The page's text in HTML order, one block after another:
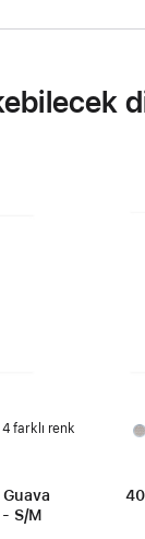
farklı renk
S/M